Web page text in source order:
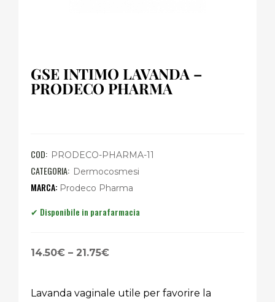
GSE INTIMO LAVANDA –
PRODECO PHARMA
COD: PRODECO-PHARMA-11
CATEGORIA: Dermocosmesi
Prodeco Pharma
14.50€ – 21.75€
Lavanda vaginale utile per favorire la